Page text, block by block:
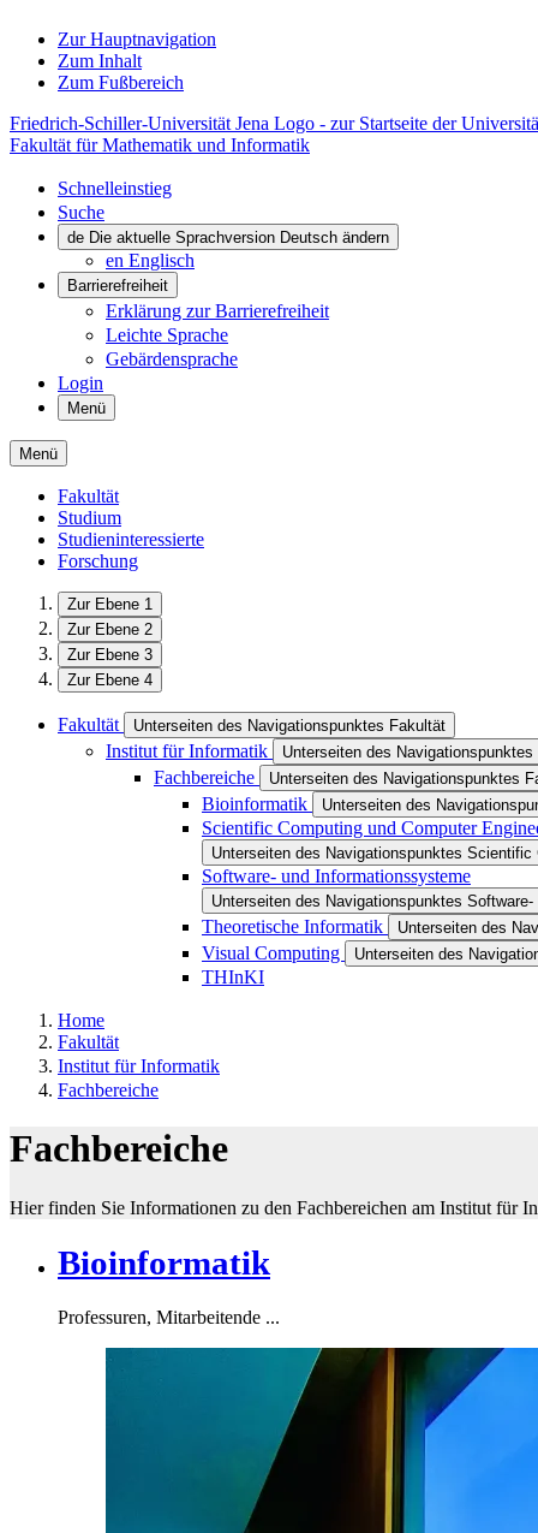
Zur Hauptnavigation
Zum Inhalt
Zum Fußbereich
Friedrich-Schiller-Universität Jena Logo - zur Startseite der
Fakultät für Mathematik und Informatik
Schnelleinstieg
Suche
de Die aktuelle Sprachversion Deutsch ändern
en Englisch
Barrierefreiheit
Erklärung zur Barrierefreiheit
Leichte Sprache
Gebärdensprache
Login
Menü
Menü
Fakultät
Studium
Studieninteressierte
Forschung
Zur Ebene 1
Zur Ebene 2
Zur Ebene 3
Zur Ebene 4
Fakultät Unterseiten des Navigationspunktes Fakultät
Institut für Informatik Unterseiten des
Fachbereiche Unterseiten des Navigationspunktes
Bioinformatik Unterseiten des
Scientific Computing und Computer
Unterseiten des Navigationspunktes
Software- und Informationssysteme
Unterseiten des Navigationspunktes
Theoretische Informatik Unterseiten des
Visual Computing Unterseiten des
THInKI
Home
Fakultät
Institut für Informatik
Fachbereiche
Fachbereiche
Hier finden Sie Informationen zu den Fachbereichen am Institut für
Bioinformatik
Professuren, Mitarbeitende ...